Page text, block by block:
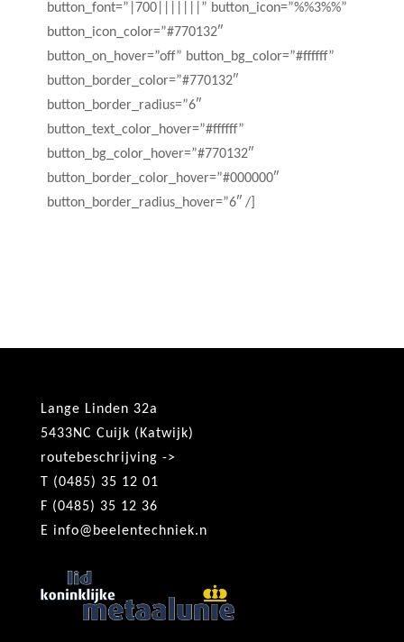
button_font=”|700|||||||” button_icon=”%%3%%”
button_icon_color=”#770132″
button_on_hover=”off” button_bg_color=”#ffffff”
button_border_color=”#770132″
button_border_radius=”6″
button_text_color_hover=”#ffffff”
button_bg_color_hover=”#770132″
button_border_color_hover=”#000000″
button_border_radius_hover=”6″ /]
Lange Linden 32a
5433NC Cuijk (Katwijk)
routebeschrijving ->
T (0485) 35 12 01
F (0485) 35 12 36
E info@beelentechniek.n